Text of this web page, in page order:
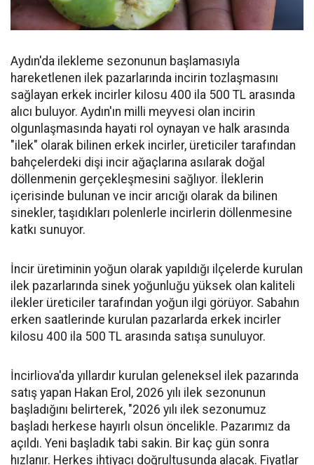
Aydın'da ilekleme sezonunun başlamasıyla
hareketlenen ilek pazarlarında incirin tozlaşmasını
sağlayan erkek incirler kilosu 400 ila 500 TL arasında
alıcı buluyor. Aydın'ın milli meyvesi olan incirin
olgunlaşmasında hayati rol oynayan ve halk arasında
"ilek" olarak bilinen erkek incirler, üreticiler tarafından
bahçelerdeki dişi incir ağaçlarına asılarak doğal
döllenmenin gerçekleşmesini sağlıyor. İleklerin
içerisinde bulunan ve incir arıcığı olarak da bilinen
sinekler, taşıdıkları polenlerle incirlerin döllenmesine
katkı sunuyor.
İncir üretiminin yoğun olarak yapıldığı ilçelerde kurulan
ilek pazarlarında sinek yoğunluğu yüksek olan kaliteli
ilekler üreticiler tarafından yoğun ilgi görüyor. Sabahın
erken saatlerinde kurulan pazarlarda erkek incirler
kilosu 400 ila 500 TL arasında satışa sunuluyor.
İncirliova'da yıllardır kurulan geleneksel ilek pazarında
satış yapan Hakan Erol, 2026 yılı ilek sezonunun
başladığını belirterek, "2026 yılı ilek sezonumuz
başladı herkese hayırlı olsun öncelikle. Pazarımız da
açıldı. Yeni başladık tabi sakin. Bir kaç gün sonra
hızlanır. Herkes ihtiyacı doğrultusunda alacak. Fiyatlar